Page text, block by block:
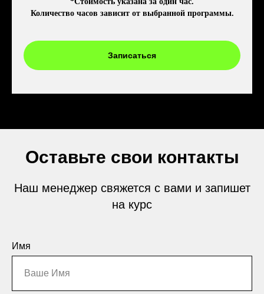
Количество часов зависит от выбранной программы.
Записаться
Оставьте свои контакты
Наш менеджер свяжется с вами и запишет
на курс
Имя